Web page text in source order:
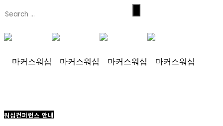
워십컨퍼런스 안내